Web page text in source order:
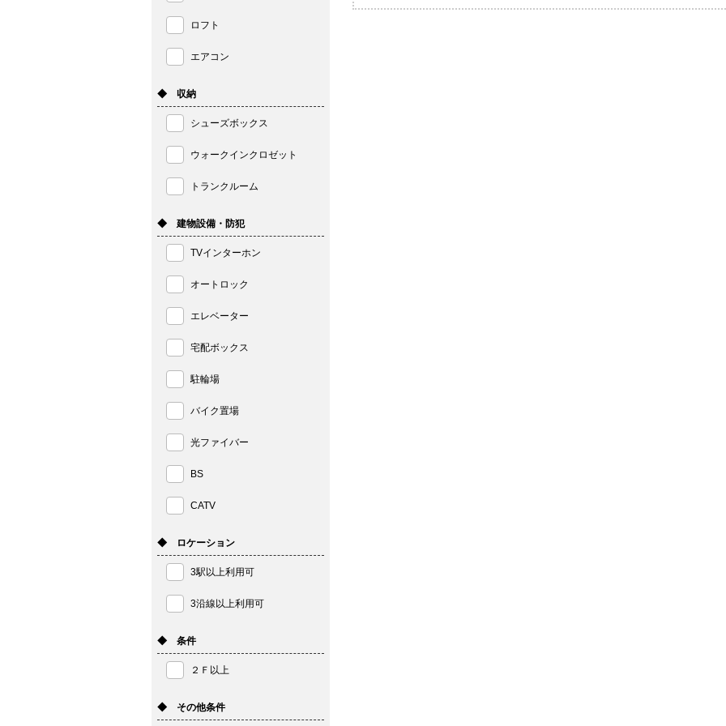
ロフト
エアコン
◆ 収納
シューズボックス
ウォークインクロゼット
トランクルーム
◆ 建物設備・防犯
TVインターホン
オートロック
エレベーター
宅配ボックス
駐輪場
バイク置場
光ファイバー
BS
CATV
◆ ロケーション
3駅以上利用可
3沿線以上利用可
◆ 条件
２Ｆ以上
◆ その他条件